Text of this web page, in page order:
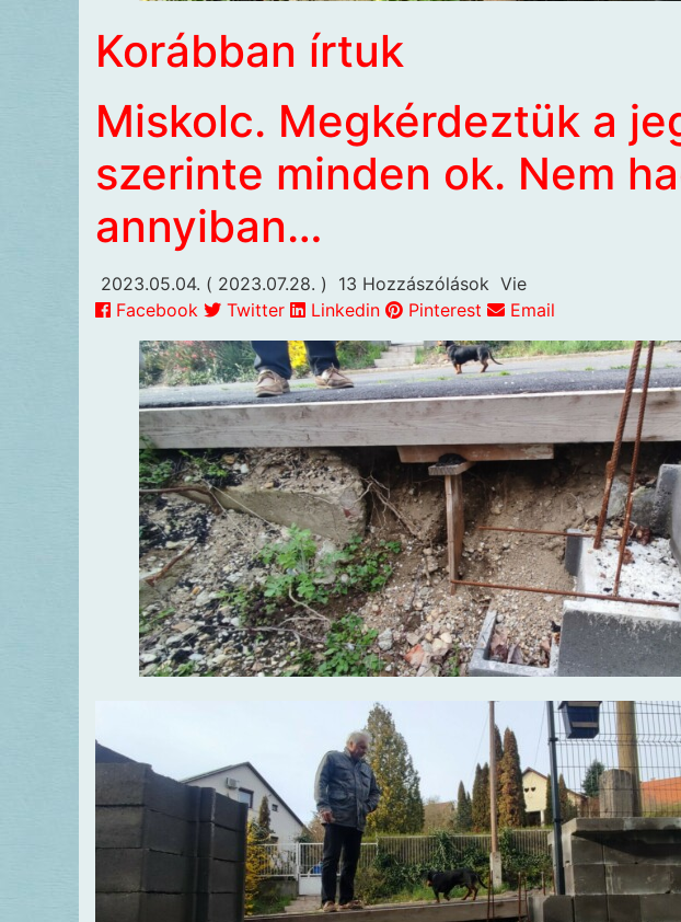
Korábban írtuk
Miskolc. Megkérdeztük a
szerinte minden ok. Nem
annyiban…
2023.05.04. ( 2023.07.28. ) 13 Hozzászólások Vie
Facebook
Twitter Linkedin Pinterest Email